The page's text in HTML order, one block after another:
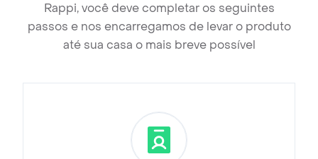
Rappi, você deve completar os seguintes
passos e nos encarregamos de levar o produto
até sua casa o mais breve possível